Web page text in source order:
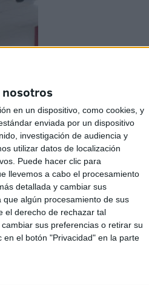
nosotros
en un dispositivo, como cookies, y
enviada por un dispositivo
investigación de audiencia y
utilizar datos de localización
Puede hacer clic para
llevemos a cabo el procesamiento
detallada y cambiar sus
que algún procesamiento de sus
el derecho de rechazar tal
sus preferencias o retirar su
el botón "Privacidad" en la parte